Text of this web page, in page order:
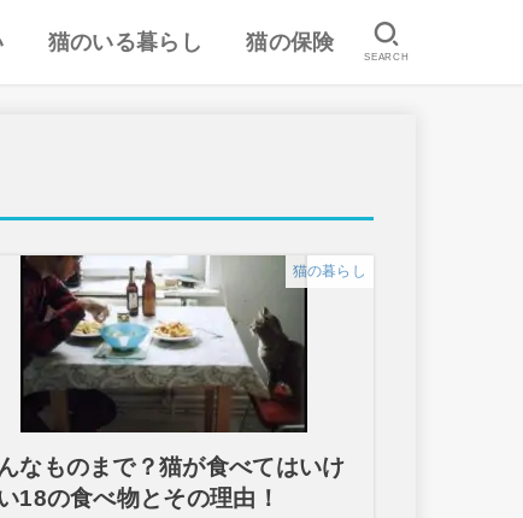
猫のいる暮らし 猫の保険
SEARCH
猫の暮らし
なものまで？猫が食べてはいけ
18の食べ物とその理由！